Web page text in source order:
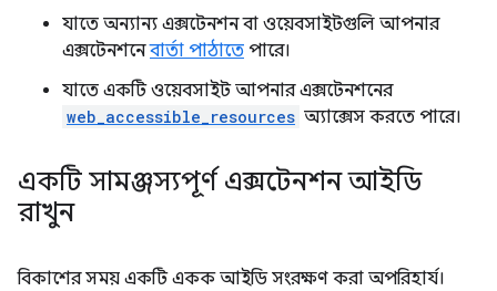
যাতে অন্যান্য এক্সটেনশন বা ওয়েবসাইটগুলি আপনার
এক্সটেনশনেবার্তা পাঠাতে পারে।
যাতে একটি ওয়েবসাইট আপনার এক্সটেনশনের
web_accessible_resources অ্যাক্সেস করতে পারে।
একটি সামঞ্জস্যপূর্ণ এক্সটেনশন আইডি
রাখুন
বিকাশের সময় একটি একক আইডি সংরক্ষণ করা অপরিহার্য।